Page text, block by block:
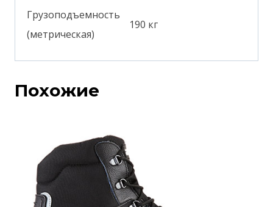
Грузоподъемность
(метрическая)
190 кг
Похожие